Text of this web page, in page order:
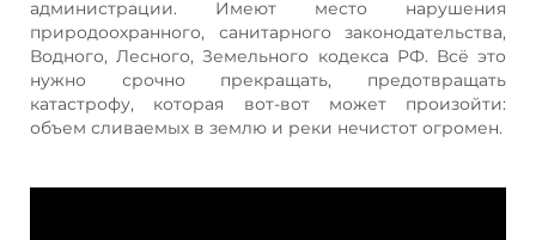
администрации. Имеют место нарушения
природоохранного, санитарного законодательства,
Водного, Лесного, Земельного кодекса РФ. Всё это
нужно срочно прекращать, предотвращать
катастрофу, которая вот-вот может произойти:
объем сливаемых в землю и реки нечистот огромен.